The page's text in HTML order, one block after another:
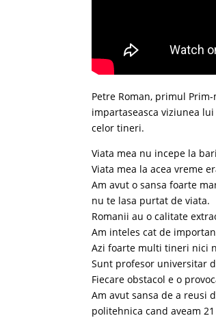
Petre Roman, primul
impartaseasca viziunea
celor tineri.
Viata mea nu incepe la
Viata mea la acea vreme
Am avut o sansa foarte
nu te lasa purtat de viata.
Romanii au o calitate
Am inteles cat de
Azi foarte multi tineri nici
Sunt profesor universitar
Fiecare obstacol e o
Am avut sansa de a reusi
politehnica cand aveam